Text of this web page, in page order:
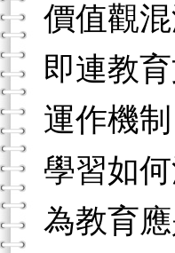
價值觀
即連教
運作機
學習如
為教育